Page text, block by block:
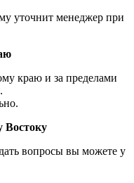
уточнит менеджер при
краю и за пределами
Востоку
вопросы вы можете у